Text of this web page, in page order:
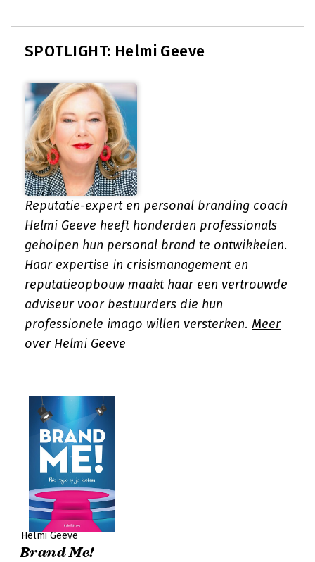
SPOTLIGHT: Helmi Geeve
Reputatie-expert en personal branding coach
Helmi Geeve heeft honderden professionals
geholpen hun personal brand te ontwikkelen.
Haar expertise in crisismanagement en
reputatieopbouw maakt haar een vertrouwde
adviseur voor bestuurders die hun
professionele imago willen versterken. Meer
over Helmi Geeve
Helmi Geeve
Brand Me!